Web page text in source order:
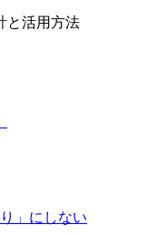
と活用方法
」にしない